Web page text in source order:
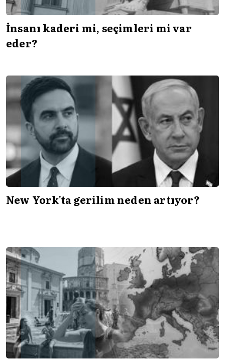
İnsanı kaderi mi, seçimleri mi var
eder?
New York'ta gerilim neden artıyor?